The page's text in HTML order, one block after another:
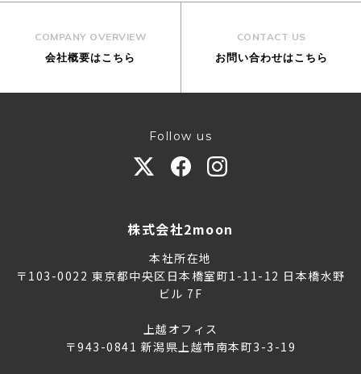
COMPANY OVERVIEW
会社概要はこちら
CONTACT US
お問い合わせはこちら
Follow us
株式会社2moon
本社所在地
〒103-0022 東京都中央区日本橋室町1-11-12 日本橋水野
ビル 7F
上越オフィス
〒943-0841 新潟県上越市南本町3-3-19